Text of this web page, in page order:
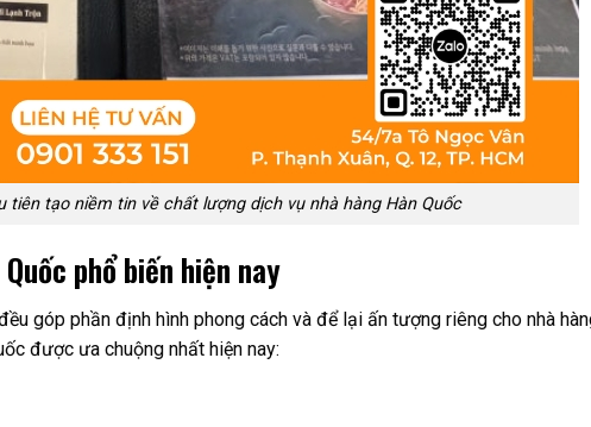
tạo niềm tin về chất lượng dịch vụ nhà hàng Hàn Quốc
phổ biến hiện nay
góp phần định hình phong cách và để lại ấn tượng riêng cho nhà
được ưa chuộng nhất hiện nay: